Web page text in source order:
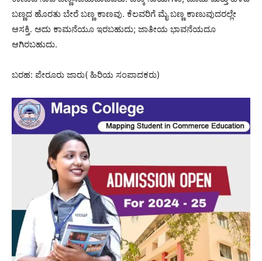
ಬಣ್ಣದ ಹೊರತು ಬೇರೆ ಬಣ್ಣ ಕಾಣವು. ಕೆಲವರಿಗೆ ಮೈ ಬಣ್ಣ ಕಾಣುವುದರಲ್ಲೇ
ಆಸಕ್ತಿ. ಅದು ಕಾಮನೆಯೂ ಇರಬಹುದು; ಜಾತೀಯ ಭಾವನೆಯದೂ
ಆಗಿರಬಹುದು.
ಬರಹ: ಪೇರೂರು ಜಾರು( ಹಿರಿಯ ಸಂಪಾದಕರು)